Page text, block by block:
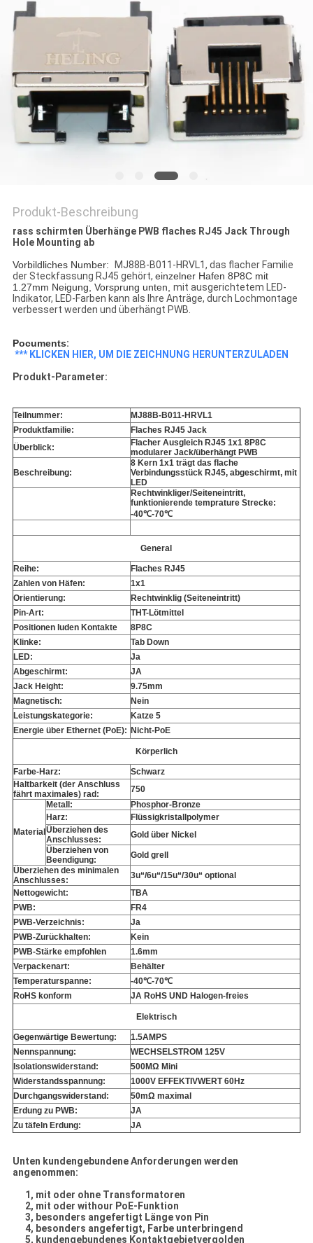
PRIVACY
POLICY
Produkt-Beschreibung
rass schirmten Überhänge PWB flaches RJ45 Jack Through
Hole Mounting ab
Vorbildliches Number:
MJ88B-B011-HRVL1, das flacher Familie
der Steckfassung RJ45 gehört, einzelner Hafen 8P8C mit
1.27mm Neigung, Vorsprung unten, mit ausgerichtetem LED-
Indikator, LED-Farben kann als Ihre Anträge, durch Lochmontage
verbessert werden und überhängt PWB.
Pocuments:
*** KLICKEN HIER, UM DIE ZEICHNUNG HERUNTERZULADEN
Produkt-Parameter:
Teilnummer:
MJ88B-B011-HRVL1
Produktfamilie:
Flaches RJ45 Jack
Überblick:
Flacher Ausgleich RJ45 1x1 8P8C
modularer Jack/überhängt PWB
Beschreibung:
8 Kern 1x1 trägt das flache
Verbindungsstück RJ45, abgeschirmt, mit
LED
Rechtwinkliger/Seiteneintritt,
funktionierende temprature Strecke:
-40℃-70℃
General
Reihe:
Flaches RJ45
Zahlen von Häfen:
1x1
Orientierung:
Rechtwinklig (Seiteneintritt)
Pin-Art:
THT-Lötmittel
Positionen luden Kontakte
8P8C
Klinke:
Tab Down
LED:
Ja
Abgeschirmt:
JA
Jack Height:
9.75mm
Magnetisch:
Nein
Leistungskategorie:
Katze 5
Energie über Ethernet (PoE): Nicht-PoE
Körperlich
Farbe-Harz:
Schwarz
Haltbarkeit (der Anschluss
fährt maximales) rad:
750
Material
Metall:
Phosphor-Bronze
Harz:
Flüssigkristallpolymer
Überziehen des
Anschlusses:
Gold über Nickel
Überziehen von
Beendigung:
Gold grell
Überziehen des minimalen
Anschlusses:
3u“/6u“/15u“/30u“ optional
Nettogewicht:
TBA
PWB:
FR4
PWB-Verzeichnis:
Ja
PWB-Zurückhalten:
Kein
PWB-Stärke empfohlen
1.6mm
Verpackenart:
Behälter
Temperaturspanne:
-40℃-70℃
RoHS konform
JA RoHS UND Halogen-freies
Elektrisch
Gegenwärtige Bewertung:
1.5AMPS
Nennspannung:
WECHSELSTROM 125V
Isolationswiderstand:
500MΩ Mini
Widerstandsspannung:
1000V EFFEKTIVWERT 60Hz
Durchgangswiderstand:
50mΩ maximal
Erdung zu PWB:
JA
Zu täfeln Erdung:
JA
Unten kundengebundene Anforderungen werden
angenommen:
1, mit oder ohne Transformatoren
2, mit oder withour PoE-Funktion
3, besonders angefertigt Länge von Pin
4, besonders angefertigt, Farbe unterbringend
5, kundengebundenes Kontaktgebietvergolden